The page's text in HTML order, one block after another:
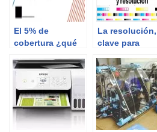
El 5% de
cobertura ¿qué
La resolución,
clave para
una impresora